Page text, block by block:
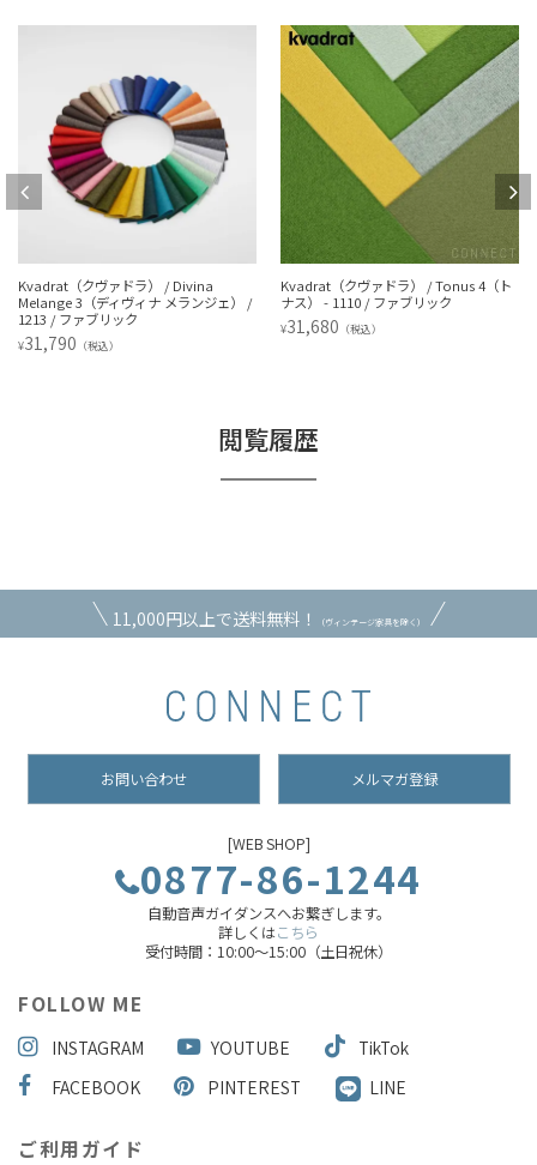
Kvadrat（クヴァドラ） / Divina
Melange 3（ディヴィナ メランジェ） /
1213 / ファブリック
¥31,790 （税込）
Kvadrat（クヴァドラ） / Tonus 4（ト
ナス） - 1110 / ファブリック
¥31,680 （税込）
閲覧履歴
11,000円以上で送料無料！ （ヴィンテージ家具を除く）
お問い合わせ メルマガ登録
[WEB SHOP]
0877-86-1244
自動音声ガイダンスへお繋ぎします。
詳しくはこちら
受付時間：10:00～15:00（土日祝休）
FOLLOW ME
INSTAGRAM YOUTUBE
TikTok
FACEBOOK
PINTEREST LINE
ご利用ガイド